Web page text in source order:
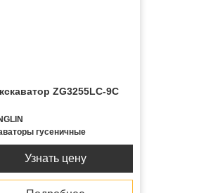
ZG3255LC-9C
гусеничные
Узнать цену